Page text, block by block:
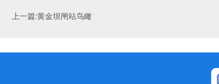
上一篇:黄金坝闸站鸟瞰